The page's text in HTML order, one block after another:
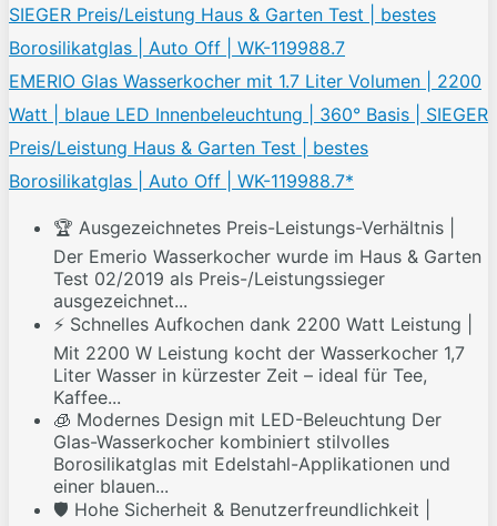
EMERIO Glas Wasserkocher mit 1.7 Liter Volumen | 2200
Watt | blaue LED Innenbeleuchtung | 360° Basis | SIEGER
Preis/Leistung Haus & Garten Test | bestes
Borosilikatglas | Auto Off | WK-119988.7*
🏆 Ausgezeichnetes Preis-Leistungs-Verhältnis |
Der Emerio Wasserkocher wurde im Haus & Garten
Test 02/2019 als Preis-/Leistungssieger
ausgezeichnet...
⚡ Schnelles Aufkochen dank 2200 Watt Leistung |
Mit 2200 W Leistung kocht der Wasserkocher 1,7
Liter Wasser in kürzester Zeit – ideal für Tee,
Kaffee...
🧊 Modernes Design mit LED-Beleuchtung Der
Glas-Wasserkocher kombiniert stilvolles
Borosilikatglas mit Edelstahl-Applikationen und
einer blauen...
🛡️ Hohe Sicherheit & Benutzerfreundlichkeit |